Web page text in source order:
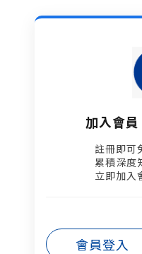
加入會
註冊即可
累積深度
立即加入
會員登入